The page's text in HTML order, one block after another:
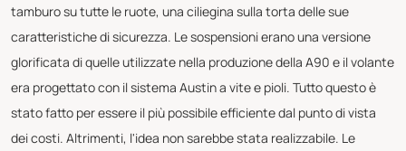
tamburo su tutte le ruote, una ciliegina sulla torta delle sue
caratteristiche di sicurezza. Le sospensioni erano una versione
glorificata di quelle utilizzate nella produzione della A90 e il volante
era progettato con il sistema Austin a vite e pioli. Tutto questo è
stato fatto per essere il più possibile efficiente dal punto di vista
dei costi. Altrimenti, l'idea non sarebbe stata realizzabile. Le